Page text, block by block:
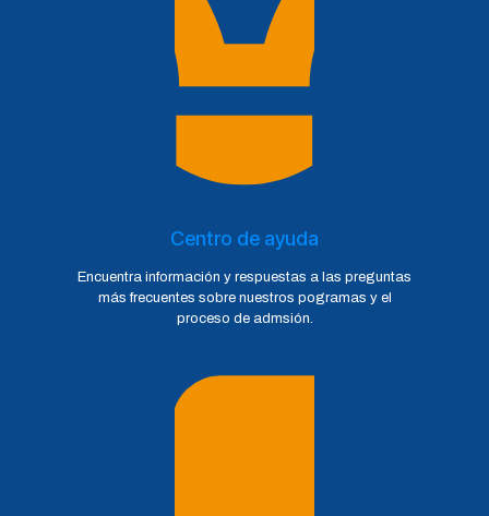
Centro de ayuda
Encuentra información y respuestas a las preguntas
más frecuentes sobre nuestros pogramas y el
proceso de admsión.